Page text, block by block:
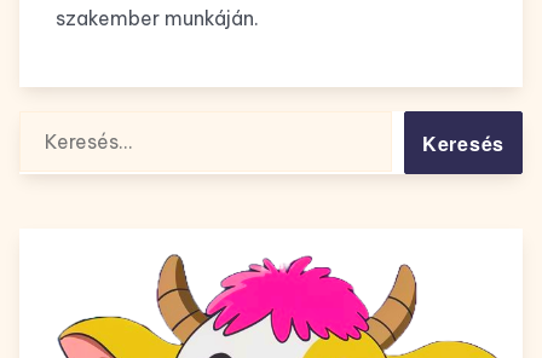
szakember munkáján.